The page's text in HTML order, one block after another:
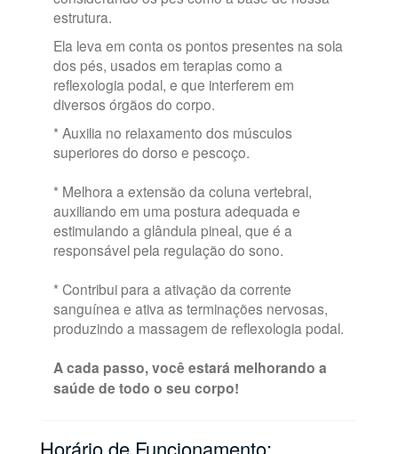
estrutura.
Ela leva em conta os pontos presentes na sola
dos pés, usados em terapias como a
reflexologia podal, e que interferem em
diversos órgãos do corpo.
* Auxilia no relaxamento dos músculos
superiores do dorso e pescoço.
* Melhora a extensão da coluna vertebral,
auxiliando em uma postura adequada e
estimulando a glândula pineal, que é a
responsável pela regulação do sono.
* Contribui para a ativação da corrente
sanguínea e ativa as terminações nervosas,
produzindo a massagem de reflexologia podal.
A cada passo, você estará melhorando a
saúde de todo o seu corpo!